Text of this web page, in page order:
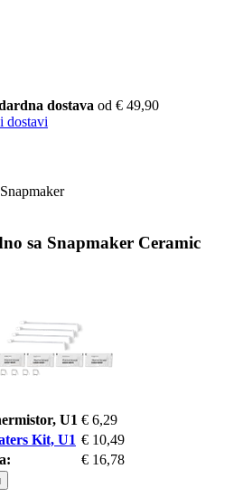
dostava od € 49,90
dostavi
sa Snapmaker Ceramic
U1 € 6,29
Kit, U1 € 10,49
€ 16,78